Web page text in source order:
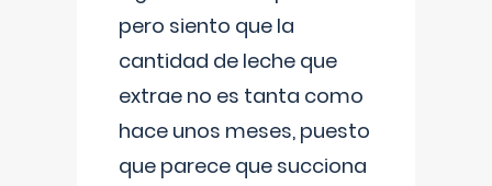
pero siento que la
cantidad de leche que
extrae no es tanta como
hace unos meses, puesto
que parece que succiona